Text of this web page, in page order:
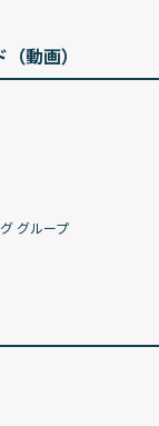
動画）
グループ